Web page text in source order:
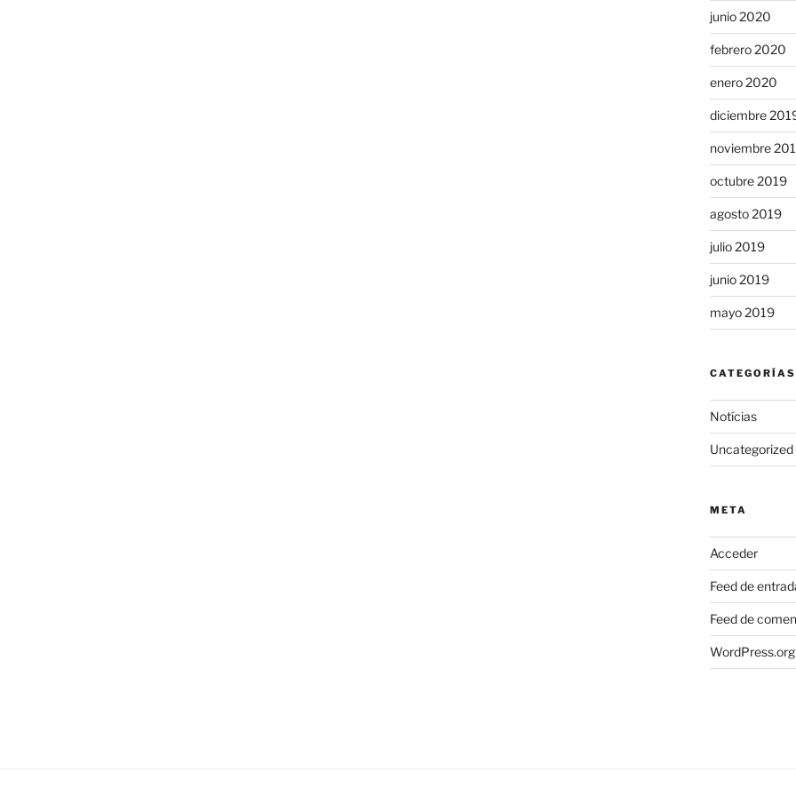
junio 2020
febrero 2020
enero 2020
diciembre
noviembre
octubre 2019
agosto 2019
julio 2019
junio 2019
mayo 2019
CATEGORÍAS
Notícias
Uncategorized
META
Acceder
Feed de
Feed de
WordPress.org